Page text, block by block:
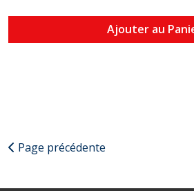
Ajouter au
Page précédente